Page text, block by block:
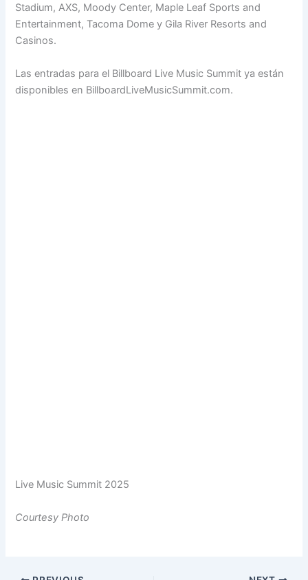
Stadium, AXS, Moody Center, Maple Leaf Sports and
Entertainment, Tacoma Dome y Gila River Resorts and
Casinos.
Las entradas para el Billboard Live Music Summit ya están
disponibles en BillboardLiveMusicSummit.com.
Live Music Summit 2025
Courtesy Photo